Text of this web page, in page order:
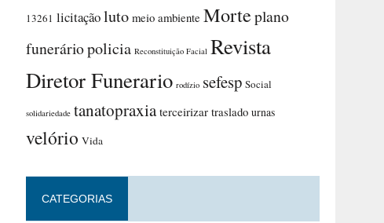
13261 licitaçãoluto meio ambiente Morteplano
funeráriopolicia Reconstituição Facial Revista
Diretor Funerario rodízio sefesp Social
solidariedade tanatopraxia terceirizar traslado urnas
velório Vida
CATEGORIAS